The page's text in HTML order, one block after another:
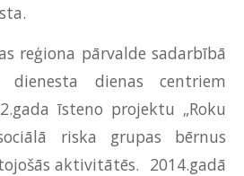
reģiona pārvalde sadarbībā
dienesta dienas centriem
īsteno projektu „Roku
riska grupas bērnus
aktivitātēs. 2014.gadā